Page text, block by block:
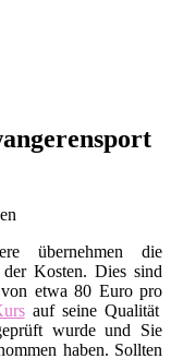
übernehmen die
Kosten. Dies sind
etwa 80 Euro pro
auf seine Qualität
wurde und Sie
haben. Sollten